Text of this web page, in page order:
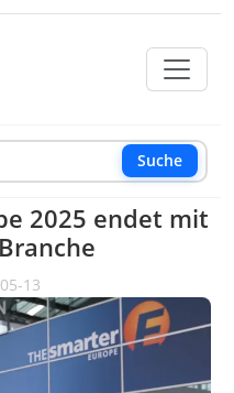
Suche
2025 endet mit
13